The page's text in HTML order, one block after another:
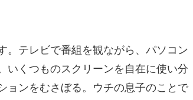
。テレビで番組を観ながら、パソコン
いくつものスクリーンを自在に使い分
ョンをむさぼる。ウチの息子のことで